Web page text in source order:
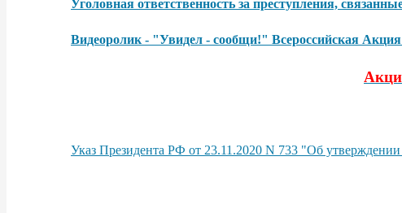
Уголовная ответственность за преступления,
Видеоролик - "Увидел - сообщи!" Всероссийская
Указ Президента РФ от 23.11.2020 N 733 "Об